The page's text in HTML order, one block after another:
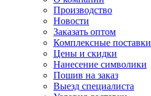
Производство
Новости
Заказать оптом
Комплексные поставки
Цены и скидки
Нанесение символики
Пошив на заказ
Выезд специалиста